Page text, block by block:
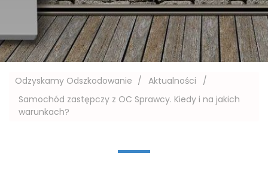
Odzyskamy Odszkodowanie / Aktualności
/
Samochód zastępczy z OC Sprawcy. Kiedy i na jakich
warunkach?